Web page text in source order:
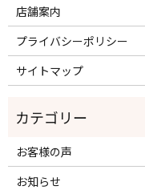
店舗案内
プライバシーポリシー
サイトマップ
お客様の声
お知らせ